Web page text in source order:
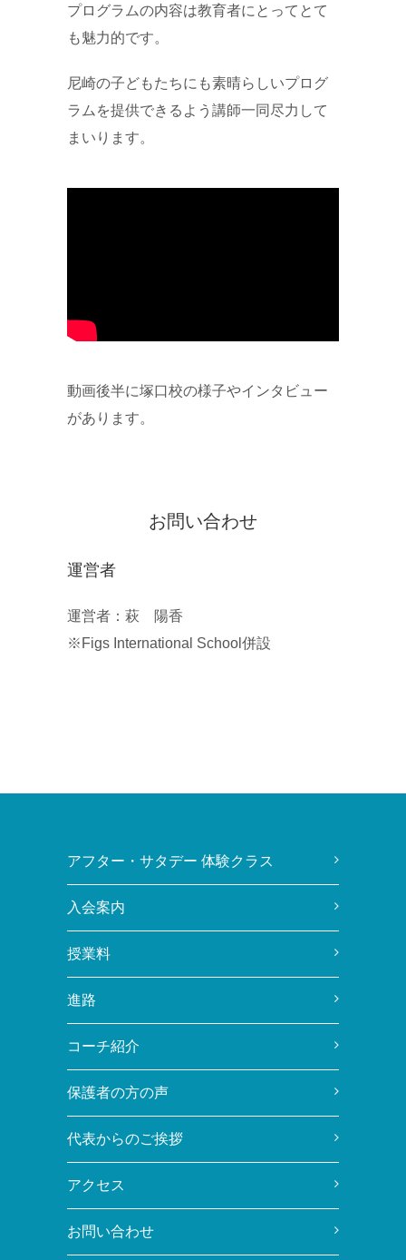
プログラムの内容は教育者にとってとて
も魅力的です。
尼崎の子どもたちにも素晴らしいプログ
ラムを提供できるよう講師一同尽力して
まいります。
動画後半に塚口校の様子やインタビュー
があります。
お問い合わせ
運営者
運営者：萩 陽香
※Figs International School併設
アフター・サタデー 体験クラス
入会案内
授業料
進路
コーチ紹介
保護者の方の声
代表からのご挨拶
アクセス
お問い合わせ